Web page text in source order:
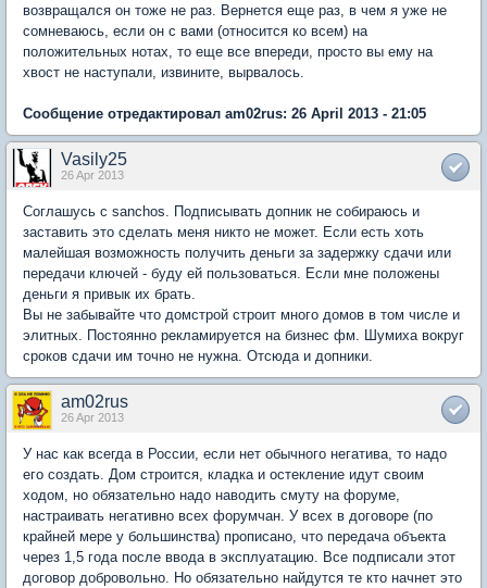
возвращался он тоже не раз. Вернется еще раз, в чем я уже не
сомневаюсь, если он с вами (относится ко всем) на
положительных нотах, то еще все впереди, просто вы ему на
хвост не наступали, извините, вырвалось.
Сообщение отредактировал am02rus: 26 April 2013 - 21:05
Vasily25
26 Apr 2013
Соглашусь с sanchos. Подписывать допник не собираюсь и
заставить это сделать меня никто не может. Если есть хоть
малейшая возможность получить деньги за задержку сдачи или
передачи ключей - буду ей пользоваться. Если мне положены
деньги я привык их брать.
Вы не забывайте что домстрой строит много домов в том числе и
элитных. Постоянно рекламируется на бизнес фм. Шумиха вокруг
сроков сдачи им точно не нужна. Отсюда и допники.
am02rus
26 Apr 2013
У нас как всегда в России, если нет обычного негатива, то надо
его создать. Дом строится, кладка и остекление идут своим
ходом, но обязательно надо наводить смуту на форуме,
настраивать негативно всех форумчан. У всех в договоре (по
крайней мере у большинства) прописано, что передача объекта
через 1,5 года после ввода в эксплуатацию. Все подписали этот
договор добровольно. Но обязательно найдутся те кто начнет это